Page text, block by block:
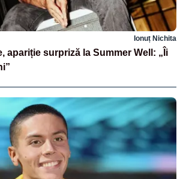
Ionuț Nichita
apariție surpriză la Summer Well: „Îi